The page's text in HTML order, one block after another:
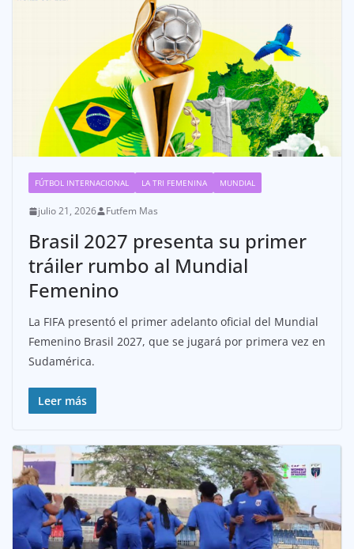
FÚTBOL INTERNACIONAL LA TRI FEMENINA MUNDIAL
julio 21, 2026 Futfem Mas
Brasil 2027 presenta su primer
tráiler rumbo al Mundial
Femenino
La FIFA presentó el primer adelanto oficial del Mundial
Femenino Brasil 2027, que se jugará por primera vez en
Sudamérica.
Leer más